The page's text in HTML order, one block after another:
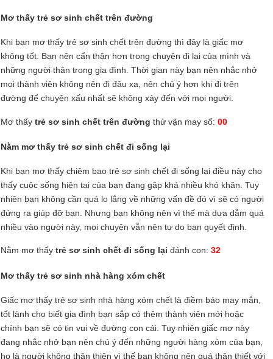
Mơ thấy trẻ sơ sinh chết trên đường
Khi bạn mơ thấy trẻ sơ sinh chết trên đường thì đây là giấc mơ
không tốt. Bạn nên cẩn thận hơn trong chuyện đi lại của mình và
những người thân trong gia đình. Thời gian này bạn nên nhắc nhở
mọi thành viên không nên đi đâu xa, nên chú ý hơn khi đi trên
đường để chuyện xấu nhất sẽ không xảy đến với mọi người.
Mơ thấy trẻ sơ sinh chết trên đường thử vận may số: 00
Nằm mơ thấy trẻ sơ sinh chết đi sống lại
Khi bạn mơ thấy chiêm bao trẻ sơ sinh chết đi sống lại điều này cho
thấy cuộc sống hiện tại của bạn đang gặp khá nhiều khó khăn. Tuy
nhiên bạn không cần quá lo lắng về những vấn đề đó vì sẽ có người
đứng ra giúp đỡ bạn. Nhưng bạn không nên vì thế mà dựa dẫm quá
nhiều vào người này, mọi chuyện vẫn nên tự do bạn quyết định.
Nằm mơ thấy trẻ sơ sinh chết đi sống lại đánh con: 32
Mơ thấy trẻ sơ sinh nhà hàng xóm chết
Giấc mơ thấy trẻ sơ sinh nhà hàng xóm chết là điềm báo may mắn,
tốt lành cho biết gia đình bạn sắp có thêm thành viên mới hoặc
chính bạn sẽ có tin vui về đường con cái. Tuy nhiên giấc mơ này
đang nhắc nhở bạn nên chú ý đến những người hàng xóm của bạn,
họ là người không thân thiện vì thế bạn không nên quá thân thiết với